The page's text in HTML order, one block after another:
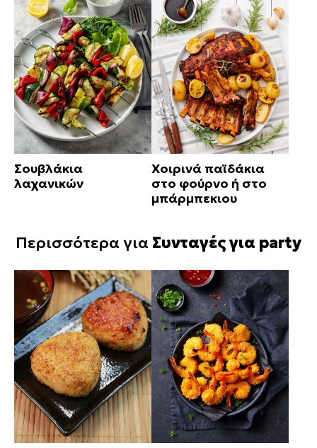
Σουβλάκια
λαχανικών
Χοιρινά παϊδάκια
στο φούρνο ή στο
μπάρμπεκιου
Περισσότερα για Συνταγές για party